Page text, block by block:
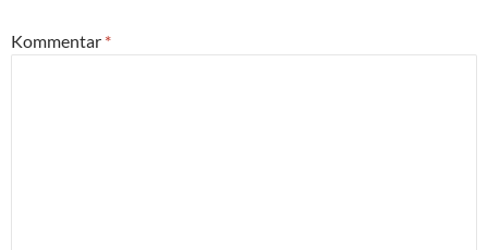
Kommentar *